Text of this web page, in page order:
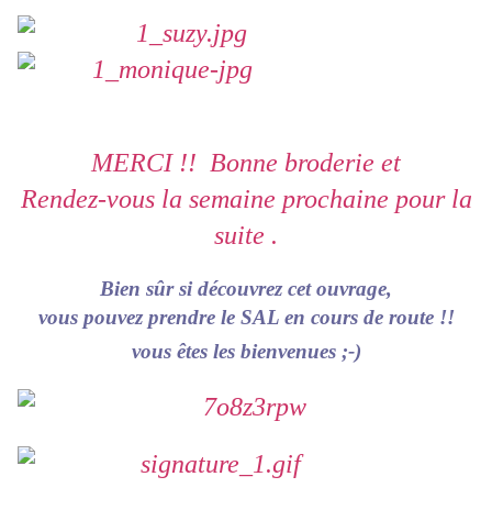
MERCI !! Bonne broderie et
Rendez-vous la semaine prochaine pour la
suite .
Bien sûr si découvrez cet ouvrage,
vous pouvez prendre le SAL en cours de route !!
vous êtes les bienvenues ;-)